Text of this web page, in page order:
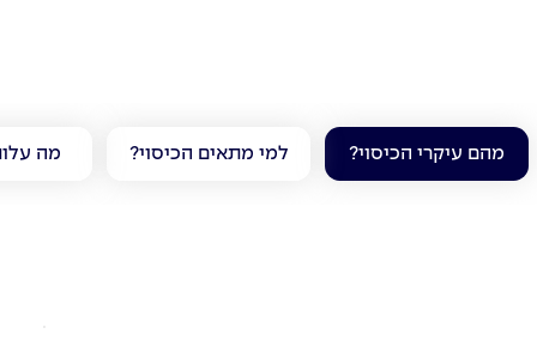
?מהם עיקרי הכיסוי ?למי מתאים הכיסוי ?מה